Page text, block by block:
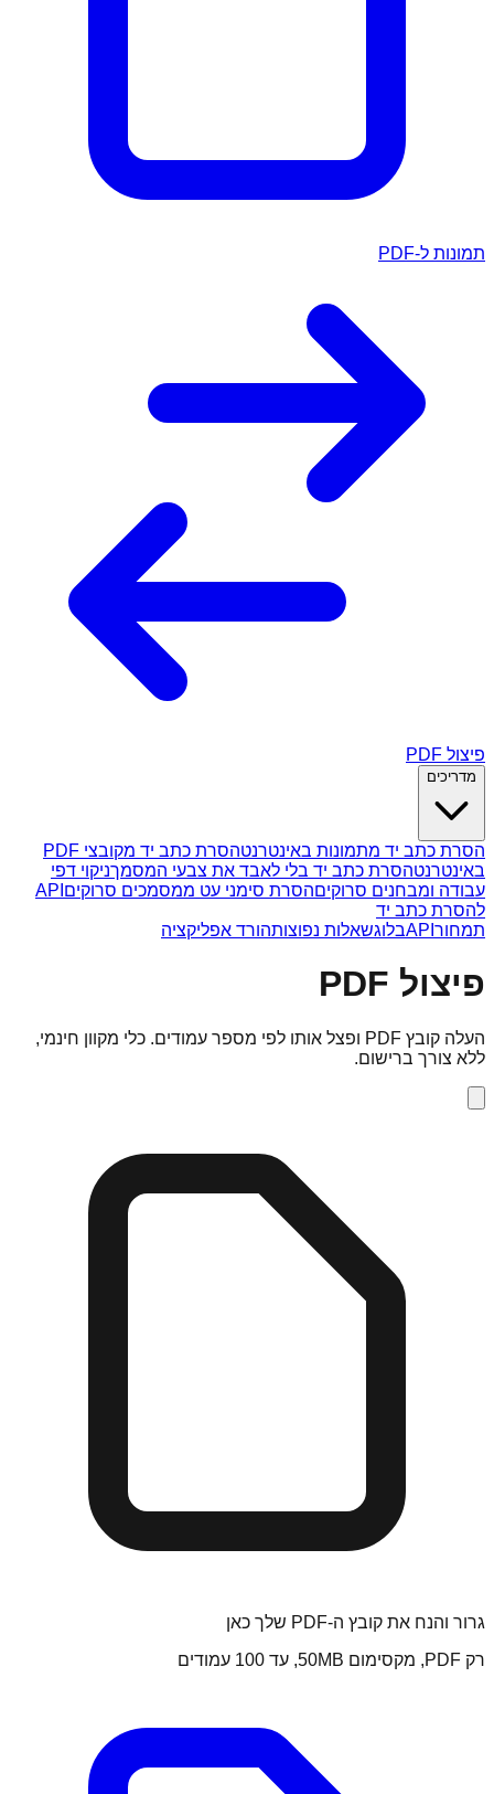
תמונות ל-PDF
פיצול PDF
מדריכים
הסרת כתב יד מתמונות באינטרנט
הסרת כתב יד מקובצי PDF
באינטרנטהסרת כתב יד בלי לאבד את צבעי המסמךניקוי דפי
עבודה ומבחנים סרוקיםהסרת סימני עט ממסמכים סרוקים API
להסרת כתב יד
תמחור APIבלוגשאלות נפוצותהורד אפליקציה
פיצול PDF
העלה קובץ PDF ופצל אותו לפי מספר עמודים. כלי מקוון חינמי,
ללא צורך ברישום.
גרור והנח את קובץ ה-PDF שלך כאן
רק PDF, מקסימום 50MB, עד 100 עמודים